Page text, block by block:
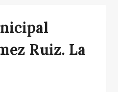
Ruiz. La